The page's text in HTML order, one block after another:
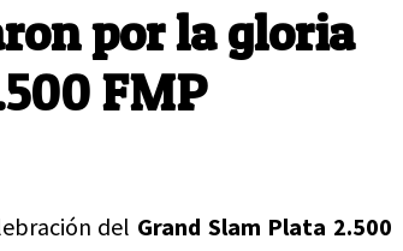
por la gloria
FMP
del Grand Slam Plata 2.500